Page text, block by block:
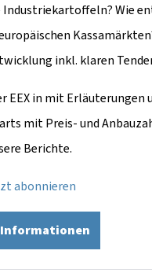
Wie
inkl. klaren
EEX in mit Erläuterungen
mit Preis- und
Berichte.
abonnieren
Informationen